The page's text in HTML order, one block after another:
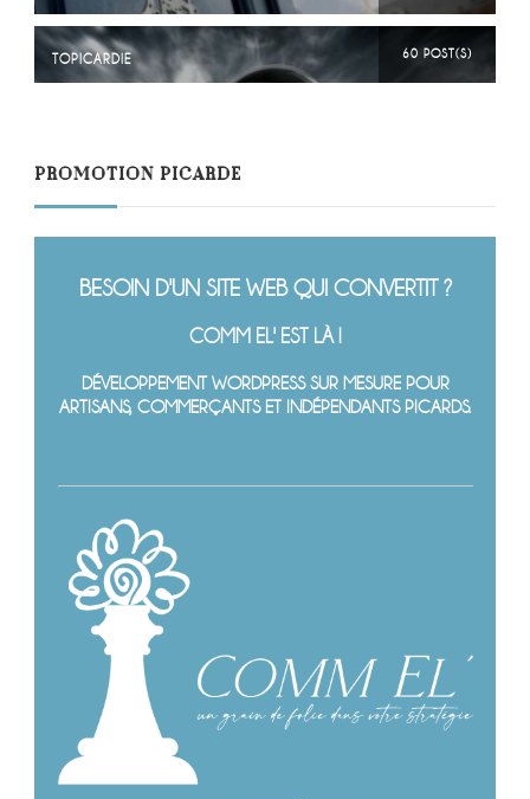
TOPICARDIE 60 POST(S)
PROMOTION PICARDE
BESOIN D'UN SITE WEB QUI CONVERTIT ?
COMM EL' EST LÀ !
DÉVELOPPEMENT WORDPRESS SUR MESURE POUR
ARTISANS, COMMERÇANTS ET INDÉPENDANTS PICARDS.